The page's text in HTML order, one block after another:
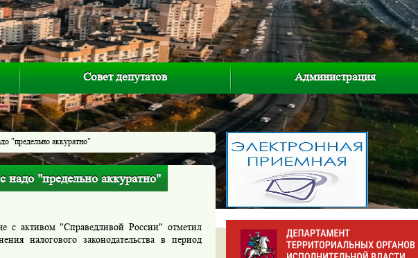
Совет депутатов Администрация
"предельно аккуратно"
надо "предельно аккуратно"
активом "Справедливой России" отметил
налогового законодательства в период